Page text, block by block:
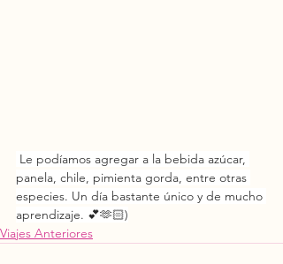
panela, chile, pimienta gorda, entre otras
especies. Un día bastante único y de mucho
aprendizaje. 💕🫶🏻)
Viajes Anteriores